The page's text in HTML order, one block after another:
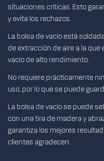
situaciones críticas. Esto
y evita los rechazos.
La bolsa de vacío está
de extracción de aire a la
vacío de alto rendimiento.
No requiere prácticamente
uso, por lo que se puede
La bolsa de vacío se puede
con una tira de madera y
garantiza los mejores
clientes agradecen.